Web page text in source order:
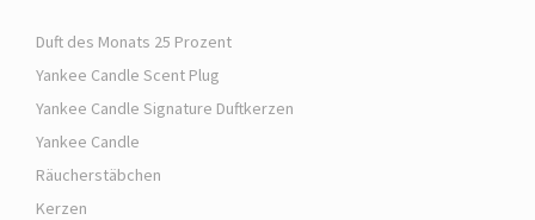
Duft des Monats 25 Prozent
Yankee Candle Scent Plug
Yankee Candle Signature Duftkerzen
Yankee Candle
Räucherstäbchen
Kerzen